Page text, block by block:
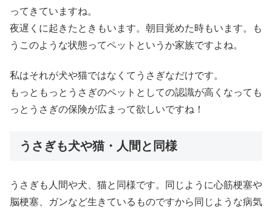
ってきていますね。
夜遅くに起きたときもいます。朝目覚めた時もいます。も
うこのような状態ってペットというか家族ですよね。
私はそれが犬や猫ではなくてうさぎなだけです。
もっともっとうさぎのペットとしての認識が高くなっても
っとうさぎの保険が広まって欲しいですね！
うさぎも犬や猫・人間と同様
うさぎも人間や犬、猫と同様です。同じように心筋梗塞や
脳梗塞、ガンなど生きているものですから同じような病気